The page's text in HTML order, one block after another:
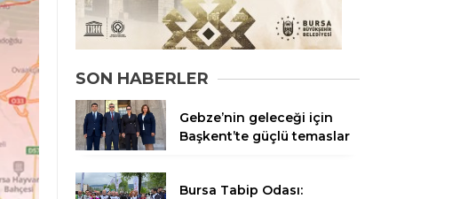
SON HABERLER
Gebze’nin geleceği için
Başkent’te güçlü temaslar
Bursa Tabip Odası: